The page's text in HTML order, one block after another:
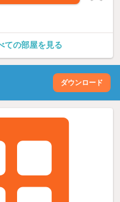
ての部屋を見る
ダウンロード